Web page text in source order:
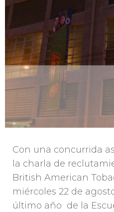
Con una concurrida
la charla de
British American
miércoles 22 de
último año de la